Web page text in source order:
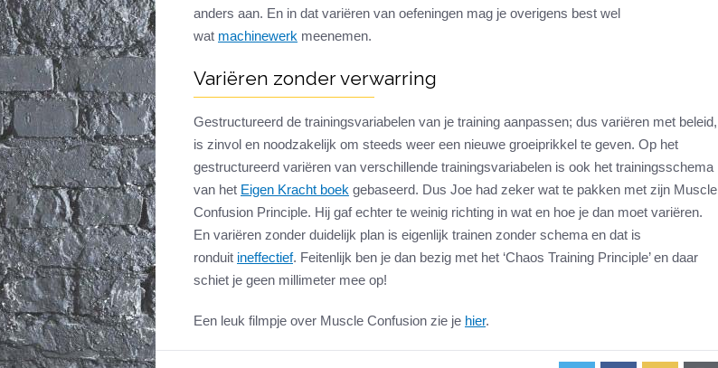
anders aan. En in dat variëren van oefeningen mag je overigens best wel
wat machinewerk meenemen.
Variëren zonder verwarring
Gestructureerd de trainingsvariabelen van je training aanpassen; dus variëren met beleid,
is zinvol en noodzakelijk om steeds weer een nieuwe groeiprikkel te geven. Op het
gestructureerd variëren van verschillende trainingsvariabelen is ook het trainingsschema
van het Eigen Kracht boek gebaseerd. Dus Joe had zeker wat te pakken met zijn Muscle
Confusion Principle. Hij gaf echter te weinig richting in wat en hoe je dan moet variëren.
En variëren zonder duidelijk plan is eigenlijk trainen zonder schema en dat is
ronduit ineffectief. Feitenlijk ben je dan bezig met het ‘Chaos Training Principle’ en daar
schiet je geen millimeter mee op!
Een leuk filmpje over Muscle Confusion zie je hier.